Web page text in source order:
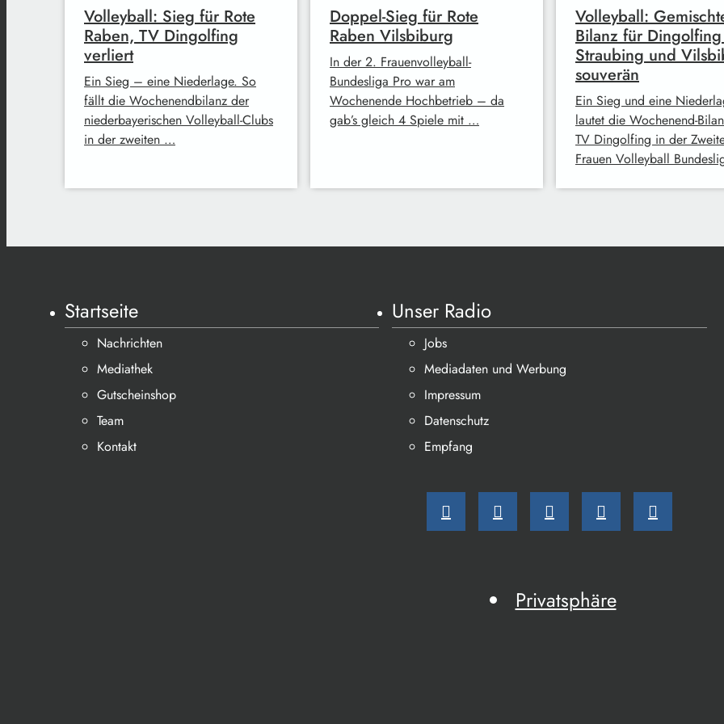
Volleyball: Sieg für Rote
Raben, TV Dingolfing
verliert
Ein Sieg – eine Niederlage. So
fällt die Wochenendbilanz der
niederbayerischen Volleyball-Clubs
in der zweiten …
Doppel-Sieg für Rote
Raben Vilsbiburg
In der 2. Frauenvolleyball-
Bundesliga Pro war am
Wochenende Hochbetrieb – da
gab’s gleich 4 Spiele mit …
Volleyball:
Bilanz für Dingolfing
Straubing und
souverän
Ein Sieg und eine
lautet die Wochenend-
TV Dingolfing in der
Frauen Volleyball
Startseite
Nachrichten
Mediathek
Gutscheinshop
Team
Kontakt
Unser Radio
Jobs
Mediadaten und Werbung
Impressum
Datenschutz
Empfang
Privatsphäre